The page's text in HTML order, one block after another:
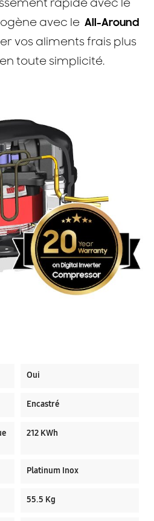
rapide avec le
avec le All-Around
vos aliments frais plus
toute simplicité.
Oui
Encastré
212 KWh
Platinum Inox
55.5 Kg